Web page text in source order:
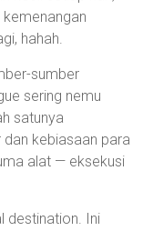
hahah.
sumber
sering nemu
satunya
kebiasaan para
alat — eksekusi
destination. Ini